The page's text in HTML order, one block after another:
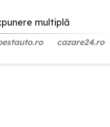
multiplă
cazare24.ro